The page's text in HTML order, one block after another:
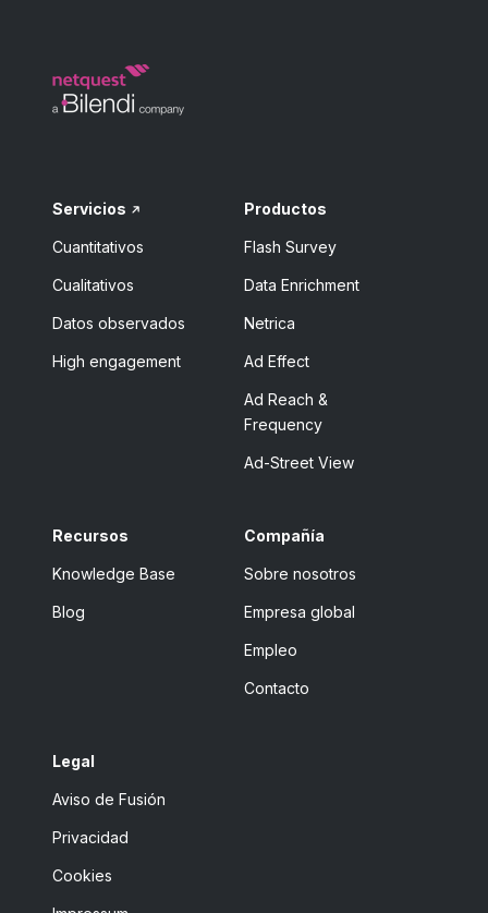
Servicios
Cuantitativos
Cualitativos
Datos observados
High engagement
Productos
Flash Survey
Data Enrichment
Netrica
Ad Effect
Ad Reach &
Frequency
Ad-Street View
Recursos
Knowledge Base
Blog
Compañía
Sobre nosotros
Empresa global
Empleo
Contacto
Legal
Aviso de Fusión
Privacidad
Cookies